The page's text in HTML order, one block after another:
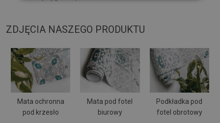
ZDJĘCIA NASZEGO PRODUKTU
Mata ochronna
pod krzesło
Mata pod fotel
biurowy
Podkładka pod
fotel obrotowy